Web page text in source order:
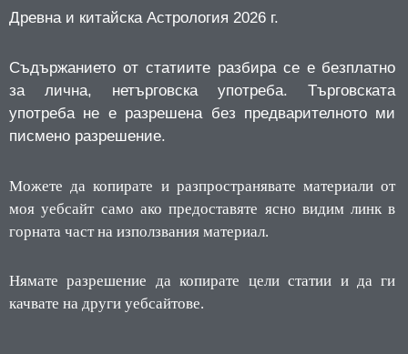
Древна и китайска Астрология 2026 г.
Съдържанието от статиите разбира се е безплатно
за лична, нетърговска употреба.
Търговската
употреба не е разрешена без предварителното ми
писмено разрешение.
Можете да копирате и разпространявате материали от
моя уебсайт само ако предоставяте ясно видим линк в
горната част на използвания материал.
Нямате разрешение да копирате цели статии и да ги
качвате на други уебсайтове.